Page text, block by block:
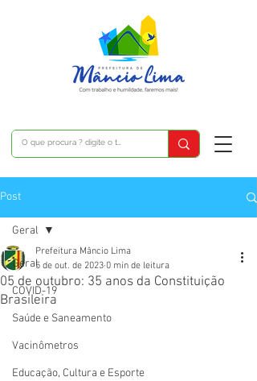
Post
Geral
COVID-19
Saúde e Saneamento
Vacinômetros
Educação, Cultura e Esporte
Geral
05 de outubro: 35 anos da Constituição
Brasileira
Prefeitura Mâncio Lima
5 de out. de 2023 0 min de leitura